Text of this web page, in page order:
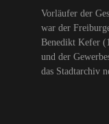
Vorläufer der
war der
Benedikt Kefer
und der
das Stadtarchiv